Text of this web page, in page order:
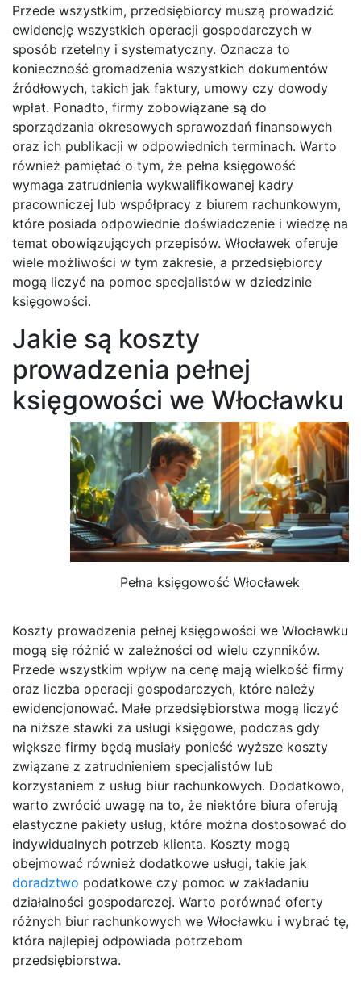
Przede wszystkim, przedsiębiorcy muszą prowadzić
ewidencję wszystkich operacji gospodarczych w
sposób rzetelny i systematyczny. Oznacza to
konieczność gromadzenia wszystkich dokumentów
źródłowych, takich jak faktury, umowy czy dowody
wpłat. Ponadto, firmy zobowiązane są do
sporządzania okresowych sprawozdań finansowych
oraz ich publikacji w odpowiednich terminach. Warto
również pamiętać o tym, że pełna księgowość
wymaga zatrudnienia wykwalifikowanej kadry
pracowniczej lub współpracy z biurem rachunkowym,
które posiada odpowiednie doświadczenie i wiedzę na
temat obowiązujących przepisów. Włocławek oferuje
wiele możliwości w tym zakresie, a przedsiębiorcy
mogą liczyć na pomoc specjalistów w dziedzinie
księgowości.
Jakie są koszty
prowadzenia pełnej
księgowości we Włocławku
Pełna księgowość Włocławek
Koszty prowadzenia pełnej księgowości we Włocławku
mogą się różnić w zależności od wielu czynników.
Przede wszystkim wpływ na cenę mają wielkość firmy
oraz liczba operacji gospodarczych, które należy
ewidencjonować. Małe przedsiębiorstwa mogą liczyć
na niższe stawki za usługi księgowe, podczas gdy
większe firmy będą musiały ponieść wyższe koszty
związane z zatrudnieniem specjalistów lub
korzystaniem z usług biur rachunkowych. Dodatkowo,
warto zwrócić uwagę na to, że niektóre biura oferują
elastyczne pakiety usług, które można dostosować do
indywidualnych potrzeb klienta. Koszty mogą
obejmować również dodatkowe usługi, takie jak
doradztwo podatkowe czy pomoc w zakładaniu
działalności gospodarczej. Warto porównać oferty
różnych biur rachunkowych we Włocławku i wybrać tę,
która najlepiej odpowiada potrzebom
przedsiębiorstwa.